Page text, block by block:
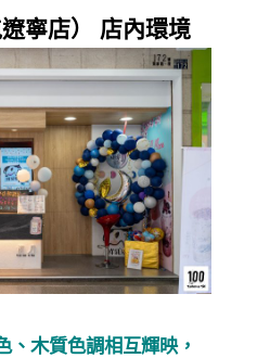
寧店） 店內環境
、木質色調相互輝映，